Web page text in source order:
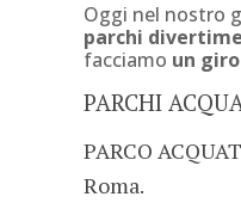
Oggi nel nostro
parchi
facciamo un
PARCHI
PARCO
Roma.